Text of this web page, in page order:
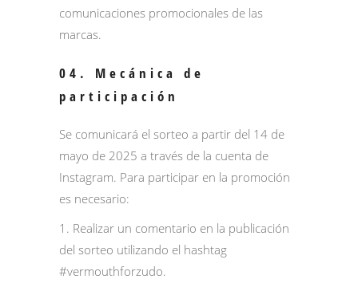
comunicaciones promocionales de las
marcas.
04. Mecánica de
participación
Se comunicará el sorteo a partir del 14 de
mayo de 2025 a través de la cuenta de
Instagram. Para participar en la promoción
es necesario:
1. Realizar un comentario en la publicación
del sorteo utilizando el hashtag
#vermouthforzudo.